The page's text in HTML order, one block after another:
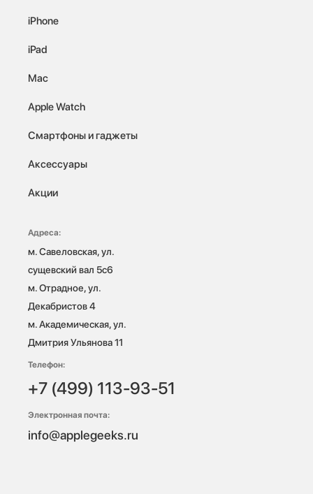
iPhone
iPad
Mac
Apple Watch
Смартфоны и гаджеты
Аксессуары
Акции
Адреса:
м. Савеловская, ул.
сущевский вал 5с6
м. Отрадное, ул.
Декабристов 4
м. Академическая, ул.
Дмитрия Ульянова 11
Телефон:
+7 (499) 113-93-51
Электронная почта:
info@applegeeks.ru